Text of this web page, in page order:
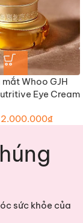
Whoo GJH
Eye Cream
2.000.000₫
sức khỏe của